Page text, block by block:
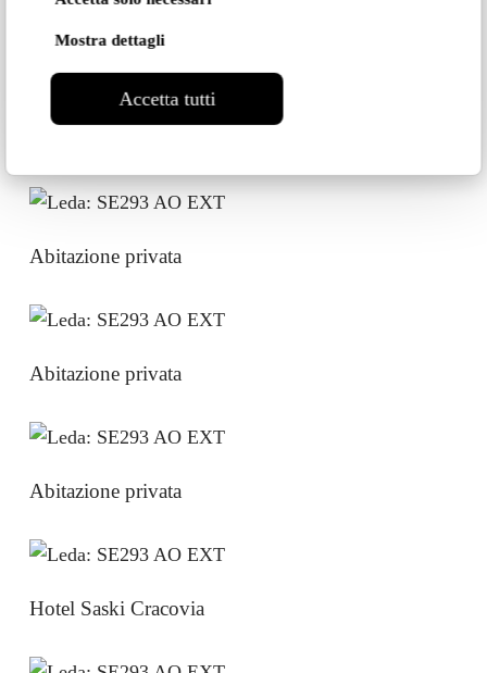
Mostra dettagli
Accetta tutti
Abitazione privata
Abitazione privata
Abitazione privata
Hotel Saski Cracovia